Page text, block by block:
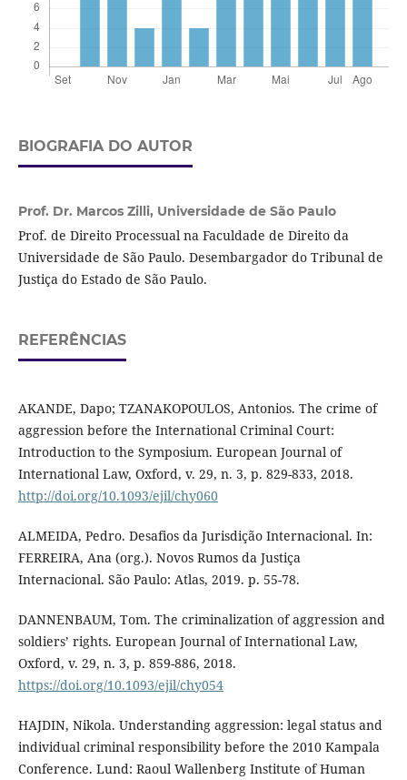
BIOGRAFIA DO AUTOR
Prof. Dr. Marcos Zilli, Universidade de São Paulo
Prof. de Direito Processual na Faculdade de Direito da
Universidade de São Paulo. Desembargador do Tribunal de
Justiça do Estado de São Paulo.
REFERÊNCIAS
AKANDE, Dapo; TZANAKOPOULOS, Antonios. The crime of
aggression before the International Criminal Court:
Introduction to the Symposium. European Journal of
International Law, Oxford, v. 29, n. 3, p. 829-833, 2018.
http://doi.org/10.1093/ejil/chy060
ALMEIDA, Pedro. Desafios da Jurisdição Internacional. In:
FERREIRA, Ana (org.). Novos Rumos da Justiça
Internacional. São Paulo: Atlas, 2019. p. 55-78.
DANNENBAUM, Tom. The criminalization of aggression and
soldiers’ rights. European Journal of International Law,
Oxford, v. 29, n. 3, p. 859-886, 2018.
https://doi.org/10.1093/ejil/chy054
HAJDIN, Nikola. Understanding aggression: legal status and
individual criminal responsibility before the 2010 Kampala
Conference. Lund: Raoul Wallenberg Institute of Human